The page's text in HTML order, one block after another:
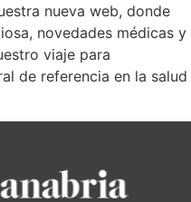
nueva web, donde
novedades médicas y
viaje para
de referencia en la salud